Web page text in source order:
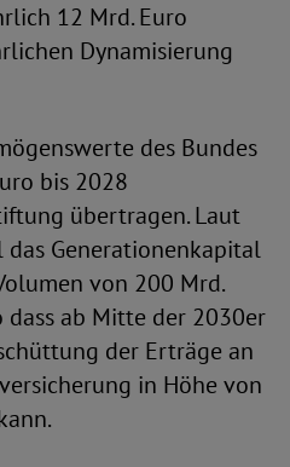
12 Mrd. Euro
Dynamisierung
des Bundes
bis 2028
übertragen. Laut
Generationenkapital
von 200 Mrd.
dass ab Mitte der 2030er
der Erträge an
in Höhe von